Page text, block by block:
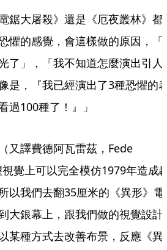
鋸大屠殺》還是《厄夜叢林》都
懼的感覺，會這樣做的原因，「
了」，「我不知道怎麼演出引人
是，『我已經演出了3種恐懼的
過100種了！』」
又譯費德阿瓦雷茲，Fede
覺上可以完全模仿1979年造成
以我們去翻35厘米的《異形》電
大銀幕上，跟我們做的視覺設計
某種方式去改善布景，反應《異